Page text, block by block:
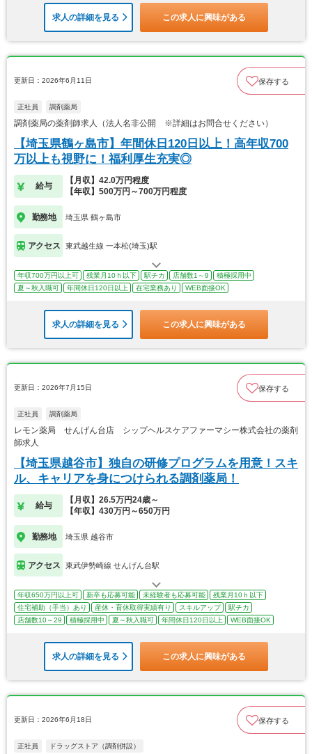
求人の詳細を見る この求人に興味がある
更新日：2026年6月11日 保存する
正社員 調剤薬局
調剤薬局の薬剤師求人（法人名非公開 ※詳細はお問合せください）
【埼玉県鶴ヶ島市】年間休日120日以上！高年収700
万以上も視野に！福利厚生充実◎
給与
【月収】42.0万円程度
【年収】500万円～700万円程度
勤務地 埼玉県 鶴ヶ島市
アクセス 東武越生線 一本松(埼玉)駅
年収700万円以上可 残業月10ｈ以下 駅チカ 店舗数1～9
積極採用中
夏～秋入職可
年間休日120日以上 在宅業務あり WEB面接OK
求人の詳細を見る この求人に興味がある
更新日：2026年7月15日 保存する
正社員 調剤薬局
レモン薬局 せんげん台店 シップヘルスケアファーマシー株式会社の薬剤
師求人
【埼玉県越谷市】独自の研修プログラムを用意！スキ
ル、キャリアを身につけられる調剤薬局！
給与
【月収】26.5万円24歳～
【年収】430万円～650万円
勤務地 埼玉県 越谷市
アクセス 東武伊勢崎線 せんげん台駅
年収650万円以上可 新卒も応募可能 未経験者も応募可能
残業月10ｈ以下
住宅補助（手当）あり
産休・育休取得実績有り スキルアップ
駅チカ
店舗数10～29
積極採用中 夏～秋入職可 年間休日120日以上 WEB面接OK
求人の詳細を見る この求人に興味がある
更新日：2026年6月18日 保存する
正社員 ドラッグストア（調剤併設）